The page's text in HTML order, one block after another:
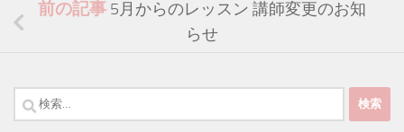
前の記事 5月からのレッスン 講師変更のお知
らせ
検
索: